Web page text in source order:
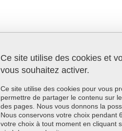
SFR Création
Maison de la Création et
339 avenue Centrale
38400 Saint-Martin-
France
+33 (0)4 57 04 14 24
Ce site utilise des cookies et
vous souhaitez activer.
Ce site utilise des cookies pour vous
permettre de partager le contenu sur
des pages. Nous vous donnons la
Nous conservons votre choix pendant
votre choix à tout moment en cliquant